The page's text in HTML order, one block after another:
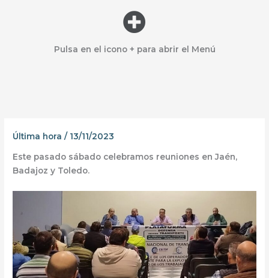
Menú
Pulsa en el icono + para abrir el Menú
Última hora / 13/11/2023
Este pasado sábado celebramos reuniones en Jaén,
Badajoz y Toledo.